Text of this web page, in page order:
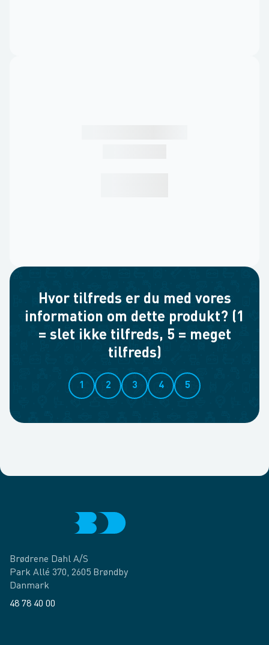
Hvor tilfreds er du med vores
information om dette produkt? (1
= slet ikke tilfreds, 5 = meget
tilfreds)
1 2 3 4 5
Brødrene Dahl A/S
Park Allé 370, 2605 Brøndby
Danmark
48 78 40 00